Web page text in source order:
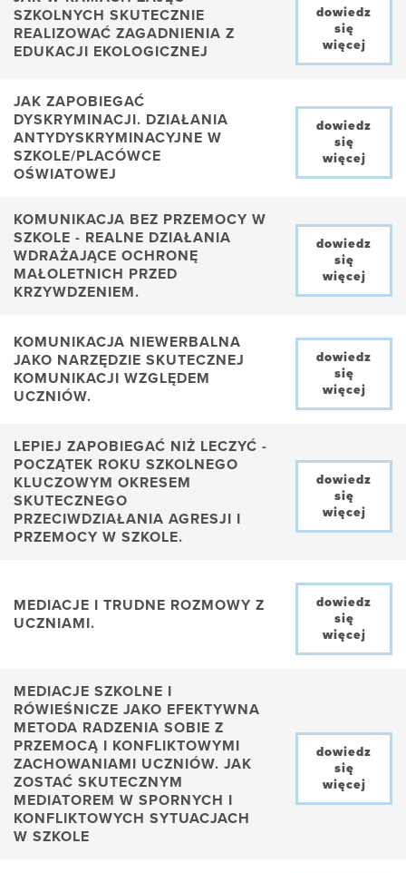
SZKOLNYCH SKUTECZNIE
REALIZOWAĆ ZAGADNIENIA Z
EDUKACJI EKOLOGICZNEJ
dowiedz
się
więcej
JAK ZAPOBIEGAĆ
DYSKRYMINACJI. DZIAŁANIA
ANTYDYSKRYMINACYJNE W
SZKOLE/PLACÓWCE
OŚWIATOWEJ
dowiedz
się
więcej
KOMUNIKACJA BEZ PRZEMOCY W
SZKOLE - REALNE DZIAŁANIA
WDRAŻAJĄCE OCHRONĘ
MAŁOLETNICH PRZED
KRZYWDZENIEM.
dowiedz
się
więcej
KOMUNIKACJA NIEWERBALNA
JAKO NARZĘDZIE SKUTECZNEJ
KOMUNIKACJI WZGLĘDEM
UCZNIÓW.
dowiedz
się
więcej
LEPIEJ ZAPOBIEGAĆ NIŻ LECZYĆ -
POCZĄTEK ROKU SZKOLNEGO
KLUCZOWYM OKRESEM
SKUTECZNEGO
PRZECIWDZIAŁANIA AGRESJI I
PRZEMOCY W SZKOLE.
dowiedz
się
więcej
MEDIACJE I TRUDNE ROZMOWY Z
UCZNIAMI.
dowiedz
się
więcej
MEDIACJE SZKOLNE I
RÓWIEŚNICZE JAKO EFEKTYWNA
METODA RADZENIA SOBIE Z
PRZEMOCĄ I KONFLIKTOWYMI
ZACHOWANIAMI UCZNIÓW. JAK
ZOSTAĆ SKUTECZNYM
MEDIATOREM W SPORNYCH I
KONFLIKTOWYCH SYTUACJACH
W SZKOLE
dowiedz
się
więcej